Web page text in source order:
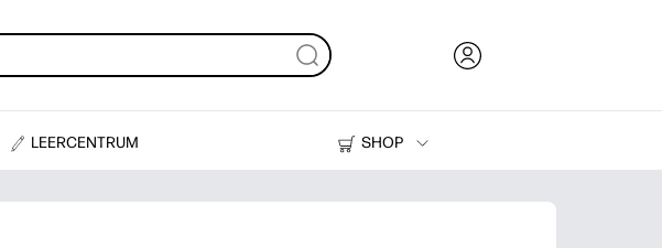
LEERCENTRUM
SHOP
Printers